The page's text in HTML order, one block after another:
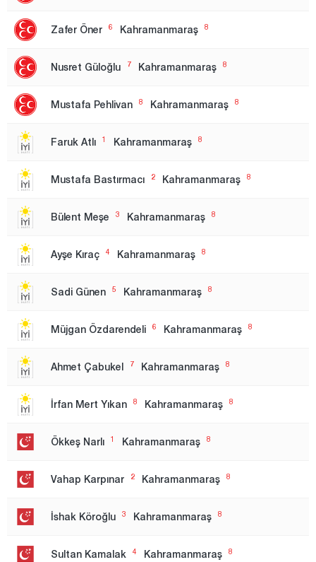
Düzce
Edirne
Elazığ
Erzincan
Erzurum
Eskişehir
Gaziantep
Giresun
Gümüşhane
Hakkari
Hatay
Iğdır
Isparta
İstanbul
3. Region
1.Region
2. Region
Karabük
Karaman
Zafer Öner 6 Kahramanmaraş 8
Nusret Güloğlu 7 Kahramanmaraş 8
Mustafa Pehlivan 8 Kahramanmaraş 8
Faruk Atlı 1 Kahramanmaraş 8
Mustafa Bastırmacı 2 Kahramanmaraş 8
Bülent Meşe 3 Kahramanmaraş 8
Ayşe Kıraç 4 Kahramanmaraş 8
Sadi Günen 5 Kahramanmaraş 8
Müjgan Özdarendeli 6 Kahramanmaraş 8
Ahmet Çabukel 7 Kahramanmaraş 8
İrfan Mert Yıkan 8 Kahramanmaraş 8
Ökkeş Narlı 1 Kahramanmaraş 8
Vahap Karpınar 2 Kahramanmaraş 8
İshak Köroğlu 3 Kahramanmaraş 8
Sultan Kamalak 4 Kahramanmaraş 8